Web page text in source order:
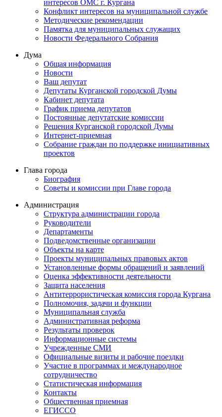
интересов ОМС г. Кургана
Конфликт интересов на муниципальной службе
Методические рекомендации
Памятка для муниципальных служащих
Новости Федерального Cобрания
Дума
Общая информация
Новости
Ваш депутат
Депутаты Курганской городской Думы
Кабинет депутата
График приема депутатов
Постоянные депутатские комиссии
Решения Курганской городской Думы
Интернет-приемная
Собрание граждан по поддержке инициативных
проектов
Глава города
Биография
Советы и комиссии при Главе города
Администрация
Структура администрации города
Руководители
Департаменты
Подведомственные организации
Объекты на карте
Проекты муниципальных правовых актов
Установленные формы обращений и заявлений
Оценка эффективности деятельности
Защита населения
Антитеррористическая комиссия города Кургана
Полномочия, задачи и функции
Муниципальная служба
Административная реформа
Результаты проверок
Информационные системы
Учрежденные СМИ
Официальные визиты и рабочие поездки
Участие в программах и международное
сотрудничество
Статистическая информация
Контакты
Общественная приемная
ЕГИССО